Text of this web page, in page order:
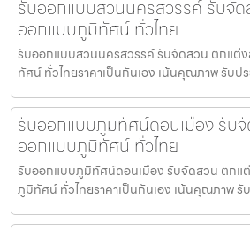
รับออกแบบสวนนครสวรรค์ รับจั
ออกแบบภูมิทัศน์ ทั่วไทย
รับออกแบบสวนนครสวรรค์ รับจัดสวน ตกแต่
ทัศน์ ทั่วไทยราคาเป็นกันเอง เน้นคุณภาพ รับป
รับออกแบบภูมิทัศน์ดอนเมือง รับ
ออกแบบภูมิทัศน์ ทั่วไทย
รับออกแบบภูมิทัศน์ดอนเมือง รับจัดสวน ตกแ
ภูมิทัศน์ ทั่วไทยราคาเป็นกันเอง เน้นคุณภาพ รั